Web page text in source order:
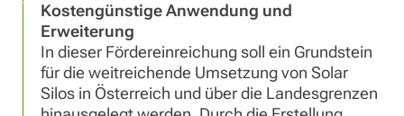
Kostengünstige Anwendung und
Erweiterung
In dieser Fördereinreichung soll ein Grundstein
für die weitreichende Umsetzung von Solar
Silos in Österreich und über die Landesgrenzen